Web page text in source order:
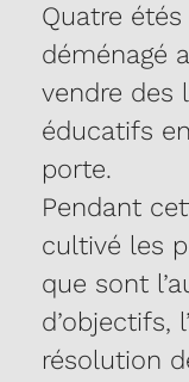
Quatre
déménagé
vendre des
éducatifs
porte.
Pendant
cultivé les
que sont
d’objectifs,
résolution